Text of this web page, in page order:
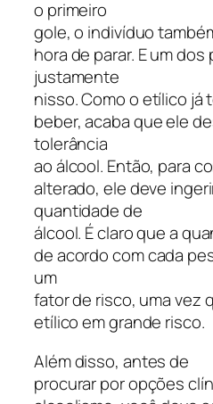
o primeiro
gole, o indivíduo
hora de parar. E um
justamente
nisso. Como o etílico já
beber, acaba que ele
tolerância
ao álcool. Então, para
alterado, ele deve
quantidade de
álcool. É claro que a
de acordo com cada
um
fator de risco, uma vez
etílico em grande risco.
Além disso, antes de
procurar por opções